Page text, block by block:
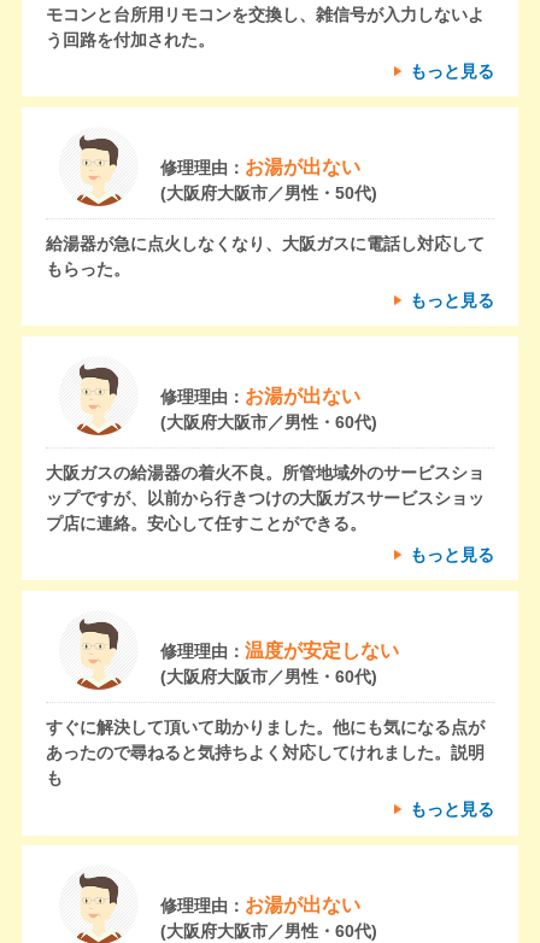
モコンと台所用リモコンを交換し、雑信号が入力しないよ
う回路を付加された。
もっと見る
修理理由： お湯が出ない
(大阪府大阪市／男性・50代)
給湯器が急に点火しなくなり、大阪ガスに電話し対応して
もらった。
もっと見る
修理理由： お湯が出ない
(大阪府大阪市／男性・60代)
大阪ガスの給湯器の着火不良。所管地域外のサービスショ
ップですが、以前から行きつけの大阪ガスサービスショッ
プ店に連絡。安心して任すことができる。
もっと見る
修理理由： 温度が安定しない
(大阪府大阪市／男性・60代)
すぐに解決して頂いて助かりました。他にも気になる点が
あったので尋ねると気持ちよく対応してけれました。説明
も
もっと見る
修理理由： お湯が出ない
(大阪府大阪市／男性・60代)